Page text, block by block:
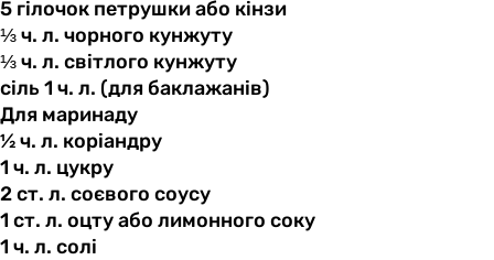
5 гілочок петрушкиабо кінзи
⅓ ч. л. чорного кунжуту
⅓ ч. л. світлого кунжуту
сіль 1 ч. л. (для баклажанів)
Для маринаду
½ ч. л. коріандру
1 ч. л. цукру
2 ст. л. соєвого соусу
1 ст. л. оцту або лимонного соку
1 ч. л. солі